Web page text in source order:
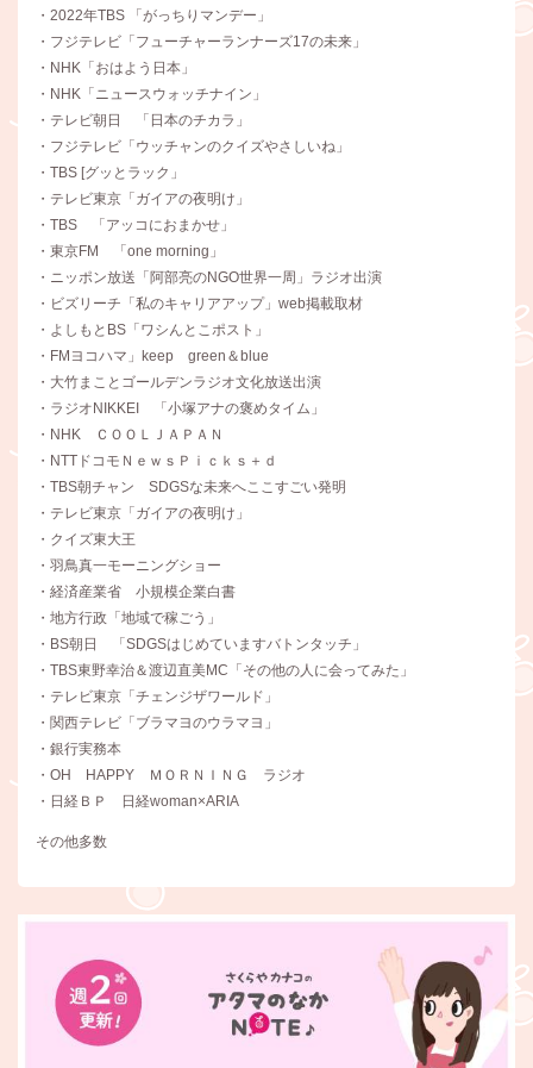
・2022年TBS 「がっちりマンデー」
・フジテレビ「フューチャーランナーズ17の未来」
・NHK「おはよう日本」
・NHK「ニュースウォッチナイン」
・テレビ朝日 「日本のチカラ」
・フジテレビ「ウッチャンのクイズやさしいね」
・TBS [グッとラック」
・テレビ東京「ガイアの夜明け」
・TBS 「アッコにおまかせ」
・東京FM 「one morning」
・ニッポン放送「阿部亮のNGO世界一周」ラジオ出演
・ビズリーチ「私のキャリアアップ」web掲載取材
・よしもとBS「ワシんとこポスト」
・FMヨコハマ」keep green＆blue
・大竹まことゴールデンラジオ文化放送出演
・ラジオNIKKEI 「小塚アナの褒めタイム」
・NHK ＣＯＯＬＪＡＰＡＮ
・NTTドコモＮｅｗｓＰｉｃｋｓ＋ｄ
・TBS朝チャン SDGSな未来へここすごい発明
・テレビ東京「ガイアの夜明け」
・クイズ東大王
・羽鳥真一モーニングショー
・経済産業省 小規模企業白書
・地方行政「地域で稼ごう」
・BS朝日 「SDGSはじめていますバトンタッチ」
・TBS東野幸治＆渡辺直美MC「その他の人に会ってみた」
・テレビ東京「チェンジザワールド」
・関西テレビ「ブラマヨのウラマヨ」
・銀行実務本
・OH HAPPY ＭＯＲＮＩＮＧ ラジオ
・日経ＢＰ 日経woman×ARIA
その他多数